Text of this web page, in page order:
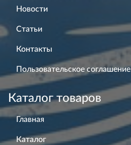
Новости
Статьи
Контакты
Пользовательское соглашение
Каталог товаров
Главная
Каталог